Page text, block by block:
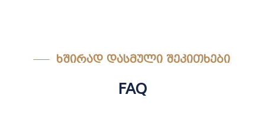
ᲮᲨᲘᲠᲐᲓ ᲓᲐᲡᲛᲣᲚᲘ ᲨᲔᲙᲘᲗᲮᲔᲑᲘ
FAQ